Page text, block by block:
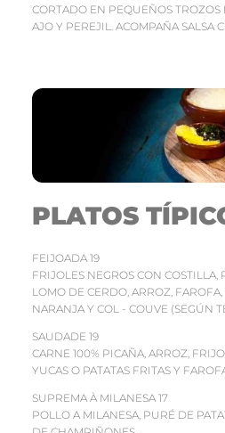
CORTADO EN PEQUEÑOS
AJO Y PEREJIL. ACOMPAÑA SALSA
PLATOS
FEIJOADA 19
FRIJOLES NEGROS CON COSTILLA,
LOMO DE CERDO, ARROZ,
NARANJA Y COL - COUVE (SEGÚN
SAUDADE 19
CARNE 100% PICAÑA, ARROZ,
YUCAS O PATATAS FRITAS Y
SUPREMA À MILANESA 17
POLLO A MILANESA, PURÉ DE